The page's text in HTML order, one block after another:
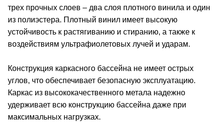
трех прочных слоев – два слоя плотного винила и один
из полиэстера. Плотный винил имеет высокую
устойчивость к растягиванию и стиранию, а также к
воздействиям ультрафиолетовых лучей и ударам.
Конструкция каркасного бассейна не имеет острых
углов, что обеспечивает безопасную эксплуатацию.
Каркас из высококачественного метала надежно
удерживает всю конструкцию бассейна даже при
максимальных нагрузках.